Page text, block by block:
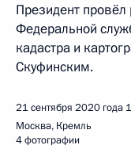
Президент провёл
Федеральной
кадастра и
Скуфинским.
21 сентября 2020 года
Москва, Кремль
4 фотографии